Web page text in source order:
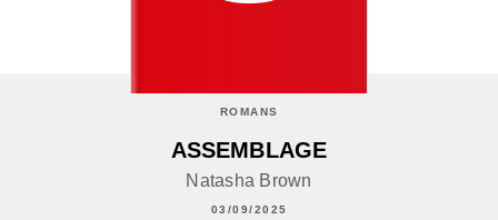
ROMANS
ASSEMBLAGE
Natasha Brown
03/09/2025